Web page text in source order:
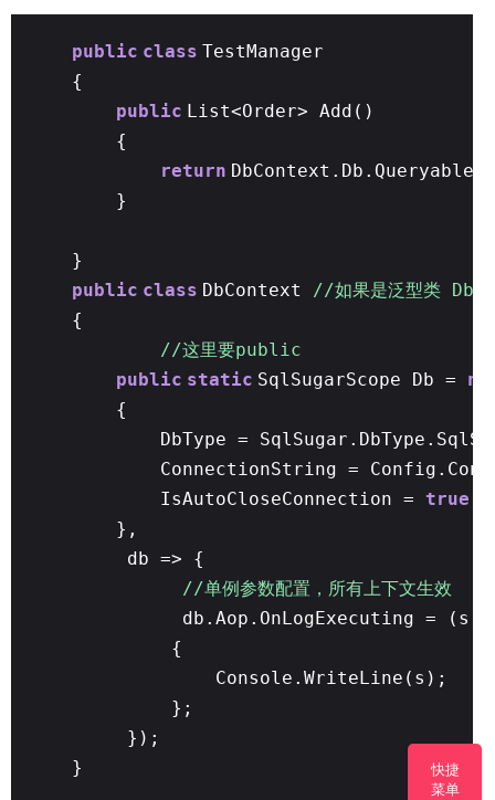
public class TestManager
{
public List<Order> Add()
{
return
}
}
public class DbContext //如果是泛型类 Db
{
//这里要public
public static SqlSugarScope Db =
{
DbType =
ConnectionString =
IsAutoCloseConnection = true
},
db => {
//单例参数配置，所有上下文生效
db.Aop.OnLogExecuting = (s,
{
Console.WriteLine(s);
};
});
}
快捷
菜单